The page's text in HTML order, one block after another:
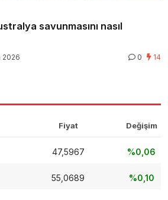
savunmasını nasıl
2026 0 14
Fiyat Değişim
47,5967 %0,06
55,0689 %0,10